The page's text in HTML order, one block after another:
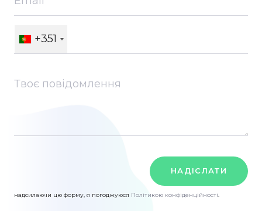
+351
НАДІСЛАТИ
надсилаючи цю форму, я погоджуюся Політикою конфіденційності.